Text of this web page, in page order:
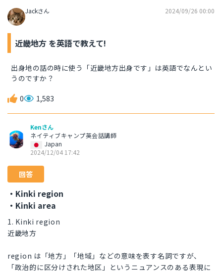
Jackさん 2024/09/26 00:00
近畿地方 を英語で教えて!
出身地の話の時に使う「近畿地方出身です」は英語でなんとい
うのですか？
0 1,583
Kenさん
ネイティブキャンプ英会話講師
Japan
2024/12/04 17:42
回答
・Kinki region
・Kinki area
1. Kinki region
近畿地方
region は「地方」「地域」などの意味を表す名詞ですが、
「政治的に区分けされた地区」というニュアンスのある表現に